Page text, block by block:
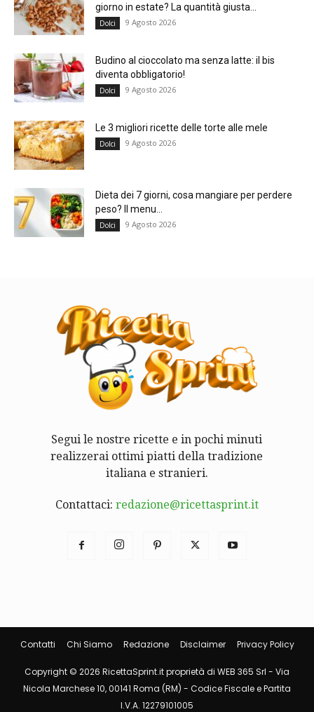
giorno in estate? La quantità giusta...
Dolci 9 Agosto 2026
Budino al cioccolato ma senza latte: il bis
diventa obbligatorio!
Dolci 9 Agosto 2026
Le 3 migliori ricette delle torte alle mele
Dolci 9 Agosto 2026
Dieta dei 7 giorni, cosa mangiare per perdere
peso? Il menu...
Dolci 9 Agosto 2026
Segui le nostre ricette e in pochi minuti
realizzerai ottimi piatti della tradizione
italiana e stranieri.
Contattaci: redazione@ricettasprint.it
Contatti Chi Siamo Redazione Disclaimer Privacy Policy
Copyright © 2026 RicettaSprint.it proprietà di WEB 365 Srl - Via
Nicola Marchese 10, 00141 Roma (RM) - Codice Fiscale e Partita
I.V.A. 12279101005